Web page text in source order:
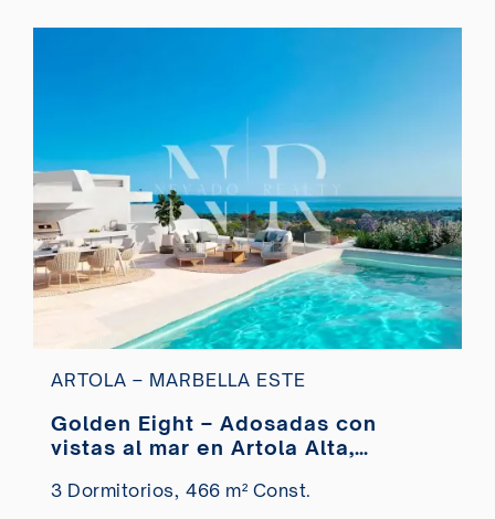
ARTOLA – MARBELLA ESTE
Golden Eight – Adosadas con
vistas al mar en Artola Alta,
3 Dormitorios, 466 m² Const.